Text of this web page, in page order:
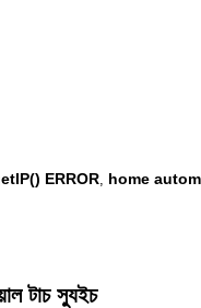
ERROR, home
টাচ স্যুইচ